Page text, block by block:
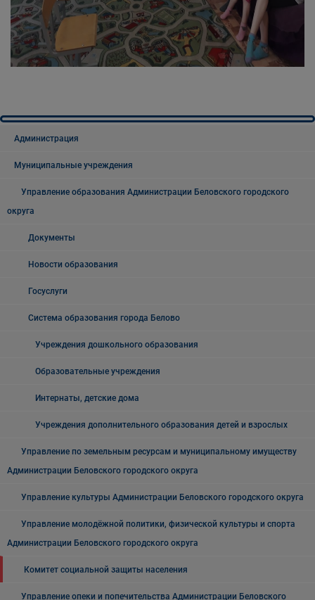
Администрация
Муниципальные учреждения
Управление образования Администрации Беловского городского
округа
Документы
Новости образования
Госуслуги
Система образования города Белово
Учреждения дошкольного образования
Образовательные учреждения
Интернаты, детские дома
Учреждения дополнительного образования детей и взрослых
Управление по земельным ресурсам и муниципальному имуществу
Администрации Беловского городского округа
Управление культуры Администрации Беловского городского округа
Управление молодёжной политики, физической культуры и спорта
Администрации Беловского городского округа
Комитет социальной защиты населения
Управление опеки и попечительства Администрации Беловского